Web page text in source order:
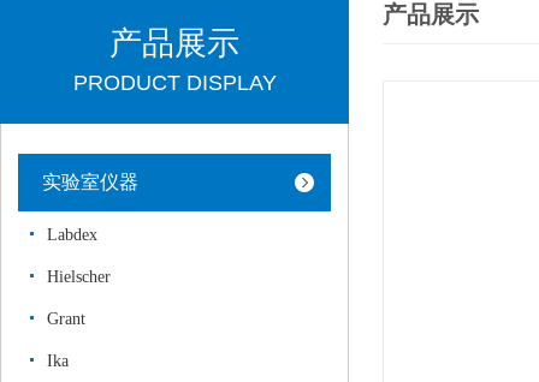
产品展示
PRODUCT DISPLAY
实验室仪器
Labdex
Hielscher
Grant
Ika
产品展示